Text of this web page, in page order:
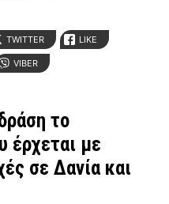
TWITTER LIKE
VIBER
το
έρχεται με
σε Δανία και